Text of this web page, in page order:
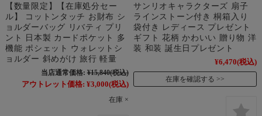
【数量限定】【在庫処分セー
ル】 コットンタッチ お財布 シ
ョルダーバッグ リバティ プリ
ント 日本製 カードポケット 多
機能 ポシェット ウォレットシ
ョルダー 斜めがけ 旅行 軽量
当店通常価格: ¥15,840(税込)
アウトレット価格: ¥3,000(税込)
在庫 ×
サンリオキャラクターズ 扇子
ラインストーン付き 桐箱入り
袋付き レディース プレゼント
ギフト 花柄 かわいい 贈り物 洋
装 和装 誕生日プレゼント
¥6,470(税込)
在庫を確認する